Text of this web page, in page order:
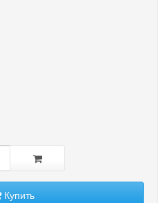
Купить